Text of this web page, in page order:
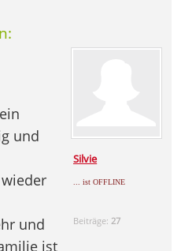
Silvie
... ist OFFLINE
Beiträge: 27
und
und
ist